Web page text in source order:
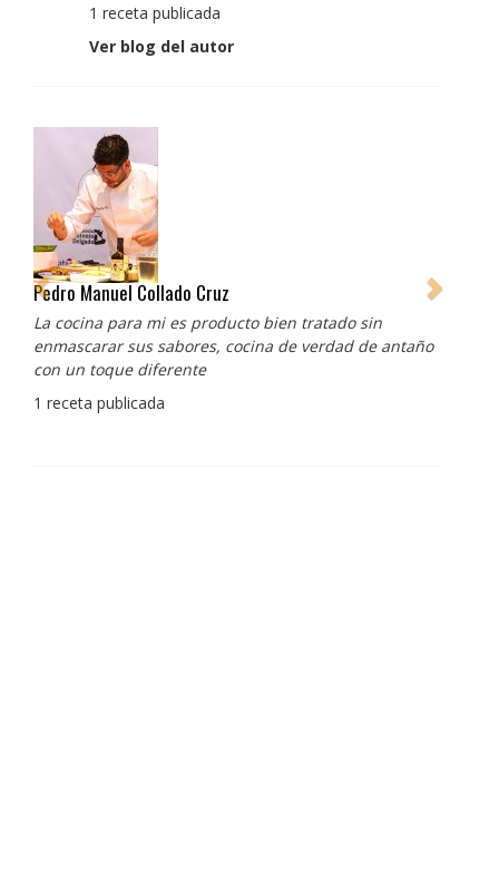
1 receta publicada
Ver blog del autor
Pedro Manuel Collado Cruz
La cocina para mi es producto bien tratado sin
enmascarar sus sabores, cocina de verdad de antaño
con un toque diferente
1 receta publicada